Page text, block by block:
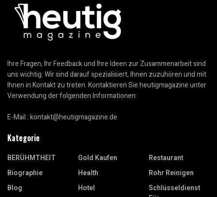
Ihre Fragen, Ihr Feedback und Ihre Ideen zur Zusammenarbeit sind
uns wichtig. Wir sind darauf spezialisiert, Ihnen zuzuhören und mit
Ihnen in Kontakt zu treten. Kontaktieren Sie heutigmagazine unter
Verwendung der folgenden Informationen:
E-Mail :kontakt@heutigmagazine.de
Kategorie
BERÜHMTHEIT
Biographie
Blog
Gold Kaufen
Health
Hotel
Restaurant
Rohr Reinigen
Schlüsseldienst